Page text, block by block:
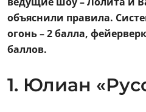
объяснили правила.
огонь – 2 балла,
баллов.
1. Юлиан